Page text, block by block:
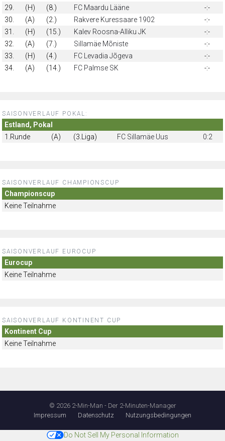
29.
(H) (8.) FC Maardu Lääne
-:-
30.
(A) (2.) Rakvere Kuressaare 1902
-:-
31.
(H) (15.) Kalev Roosna-Alliku JK
-:-
32.
(A) (7.) Sillamäe Mõniste
-:-
33.
(H) (4.) FC Levadia Jõgeva
-:-
34.
(A) (14.) FC Palmse SK -:-
SAISONVERLAUF POKAL:
Estland, Pokal
1.Runde
(A) (3.Liga) FC Sillamäe Uus 0:2
SAISONVERLAUF CHAMPIONSCUP
Championscup
Keine Teilnahme
SAISONVERLAUF EUROCUP
Eurocup
Keine Teilnahme
SAISONVERLAUF KONTINENT CUP
Kontinent Cup
Keine Teilnahme
© 2026 2-Min-Man - Der 2-Minuten-Manager
Impressum
Datenschutz Nutzungsbedingungen
Do Not Sell My Personal Information